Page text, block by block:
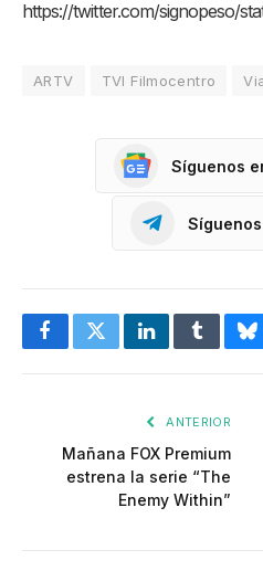
https://twitter.com/signopeso/
ARTV TVI Filmocentro
Síguenos
FacebookTwitterLinkedInTumblr
ANTERIOR
Mañana FOX Premium
estrena la serie “The
Enemy Within”